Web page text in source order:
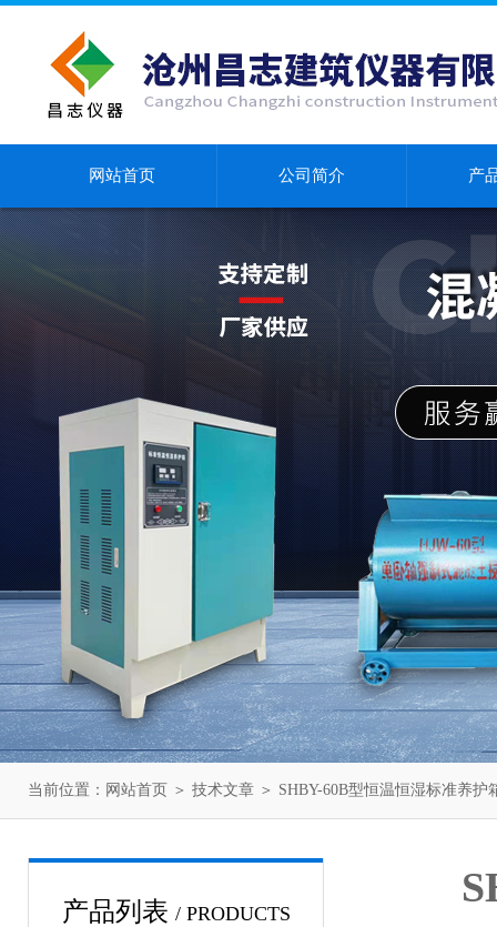
网站首页 公司简介 产
当前位置： 网站首页 ＞ 技术文章 ＞ SHBY-60B型恒温恒湿标准养护
产品列表 / PRODUCTS